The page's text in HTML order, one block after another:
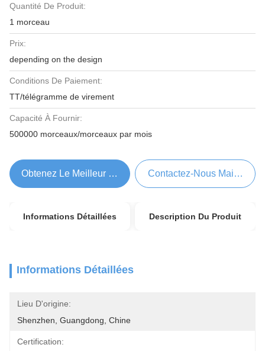
Quantité De Produit:
1 morceau
Prix:
depending on the design
Conditions De Paiement:
TT/télégramme de virement
Capacité À Fournir:
500000 morceaux/morceaux par mois
Obtenez Le Meilleur Prix Contactez-Nous Maintenant
Informations Détaillées Description Du Produit
Informations Détaillées
Lieu D'origine:
Shenzhen, Guangdong, Chine
Certification: